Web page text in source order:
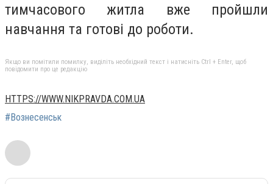
тимчасового житла вже пройшли
навчання та готові до роботи.
Якщо ви помітили помилку, виділіть необхідний текст і натисніть Ctrl + Enter, щоб
повідомити про це редакцію
HTTPS://WWW.NIKPRAVDA.COM.UA
#Вознесенськ